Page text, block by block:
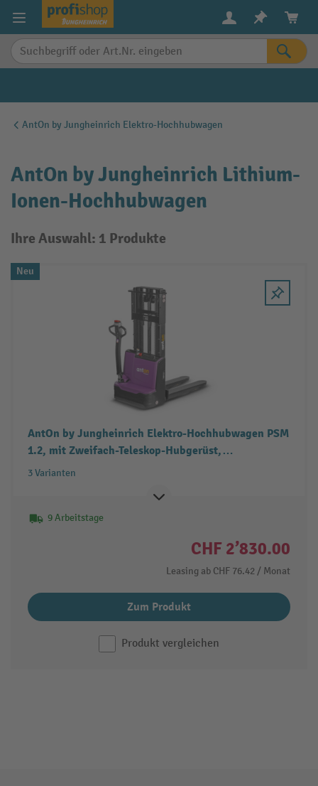
springen
AntOn by Jungheinrich Elektro-Hochhubwagen
AntOn by Jungheinrich Lithium-
Ionen-Hochhubwagen
Ihre Auswahl: 1 Produkte
Neu
AntOn by Jungheinrich Elektro-Hochhubwagen PSM
1.2, mit Zweifach-Teleskop-Hubgerüst,
Tragfähigkeit 1200 kg
3 Varianten
9 Arbeitstage
CHF 2’830.00
Leasing ab CHF 76.42 / Monat
Zum Produkt
Produkt vergleichen